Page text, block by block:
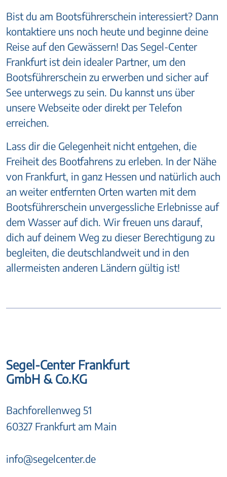
Bist du am Bootsführerschein interessiert? Dann
kontaktiere uns noch heute und beginne deine
Reise auf den Gewässern! Das Segel-Center
Frankfurt ist dein idealer Partner, um den
Bootsführerschein zu erwerben und sicher auf
See unterwegs zu sein. Du kannst uns über
unsere Webseite oder direkt per Telefon
erreichen.
Lass dir die Gelegenheit nicht entgehen, die
Freiheit des Bootfahrens zu erleben. In der Nähe
von Frankfurt, in ganz Hessen und natürlich auch
an weiter entfernten Orten warten mit dem
Bootsführerschein unvergessliche Erlebnisse auf
dem Wasser auf dich. Wir freuen uns darauf,
dich auf deinem Weg zu dieser Berechtigung zu
begleiten, die deutschlandweit und in den
allermeisten anderen Ländern gültig ist!
Segel-Center Frankfurt
GmbH & Co.KG
Bachforellenweg 51
60327 Frankfurt am Main
info@segelcenter.de